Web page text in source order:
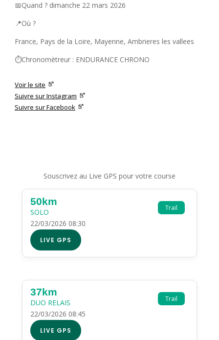
📅Quand ? dimanche 22 mars 2026
📍Où ?
France, Pays de la Loire, Mayenne, Ambrieres les vallees
⏱️Chronomètreur : ENDURANCE CHRONO
Voir le site
Suivre sur Instagram
Suivre sur Facebook
Souscrivez au Live GPS pour votre course
Trail
50km
SOLO
22/03/2026 08:30
LIVE GPS
Trail
37km
DUO RELAIS
22/03/2026 08:45
LIVE GPS